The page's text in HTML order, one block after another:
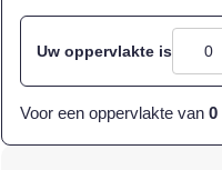
Uw oppervlakte is
Voor een oppervlakte van0